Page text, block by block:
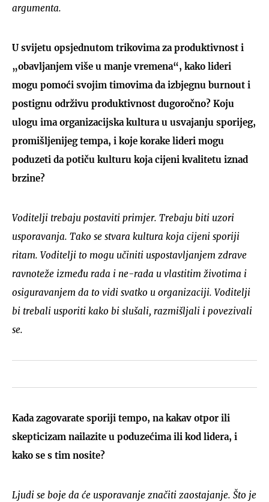
argumenta.
U svijetu opsjednutom trikovima za produktivnost i
„obavljanjem više u manje vremena“, kako lideri
mogu pomoći svojim timovima da izbjegnu burnout i
postignu održivu produktivnost dugoročno? Koju
ulogu ima organizacijska kultura u usvajanju sporijeg,
promišljenijeg tempa, i koje korake lideri mogu
poduzeti da potiču kulturu koja cijeni kvalitetu iznad
brzine?
Voditelji trebaju postaviti primjer. Trebaju biti uzori
usporavanja. Tako se stvara kultura koja cijeni sporiji
ritam. Voditelji to mogu učiniti uspostavljanjem zdrave
ravnoteže između rada i ne-rada u vlastitim životima i
osiguravanjem da to vidi svatko u organizaciji. Voditelji
bi trebali usporiti kako bi slušali, razmišljali i povezivali
se.
Kada zagovarate sporiji tempo, na kakav otpor ili
skepticizam nailazite u poduzećima ili kod lidera, i
kako se s tim nosite?
Ljudi se boje da će usporavanje značiti zaostajanje. Što je